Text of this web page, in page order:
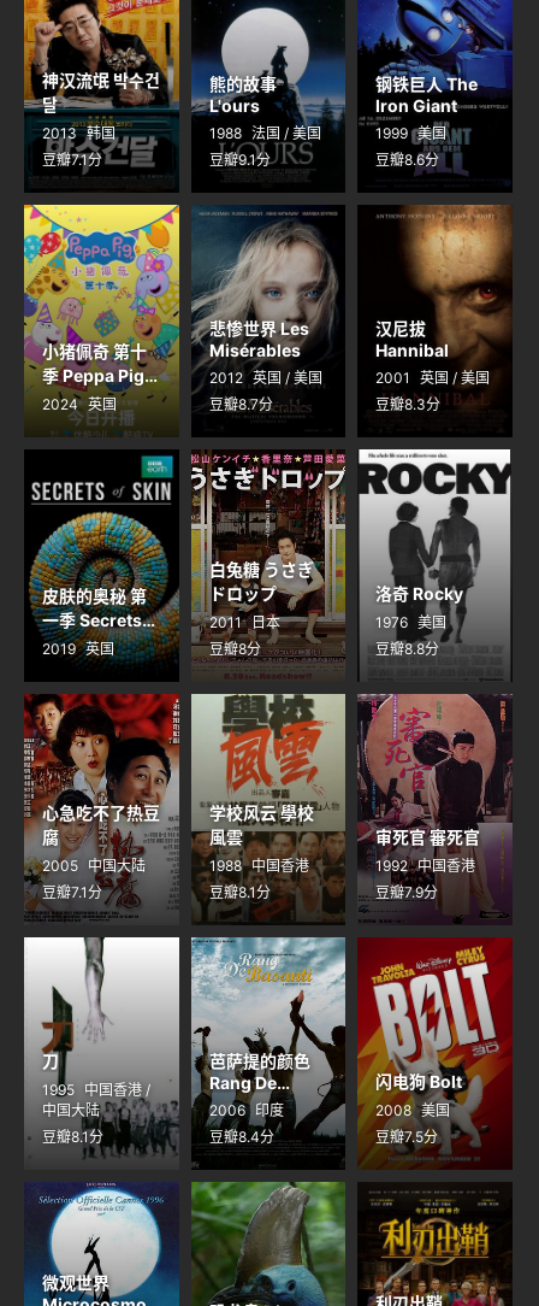
神汉流氓 박수건
달
2013 韩国
豆瓣7.1分
熊的故事
L'ours
1988 法国 / 美国
豆瓣9.1分
钢铁巨人 The
Iron Giant
1999 美国
豆瓣8.6分
小猪佩奇 第十
季 Peppa Pig
Season 10
2024 英国
悲惨世界 Les
Misérables
2012 英国 / 美国
豆瓣8.7分
汉尼拔
Hannibal
2001
英国 / 美国
豆瓣8.3分
皮肤的奥秘 第
一季 Secrets
of Skin
Season 1
2019 英国
白兔糖 うさぎ
ドロップ
2011
日本
豆瓣8分
洛奇 Rocky
1976 美国
豆瓣8.8分
心急吃不了热豆
腐
2005 中国大陆
豆瓣7.1分
学校风云 學校
風雲
1988 中国香港
豆瓣8.1分
审死官 審死官
1992 中国香港
豆瓣7.9分
刀
1995 中国香港 /
中国大陆
豆瓣8.1分
芭萨提的颜色
Rang De
Basanti
2006
印度
豆瓣8.4分
闪电狗 Bolt
2008 美国
豆瓣7.5分
微观世界